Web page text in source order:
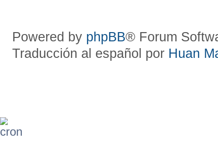
Powered by phpBB® Forum
Traducción al español por Huan